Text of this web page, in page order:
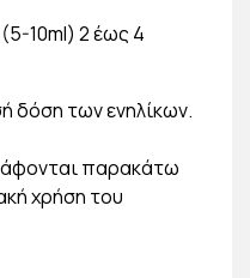
10ml) 2 έως 4
δόση των ενηλίκων.
παρακάτω
χρήση του